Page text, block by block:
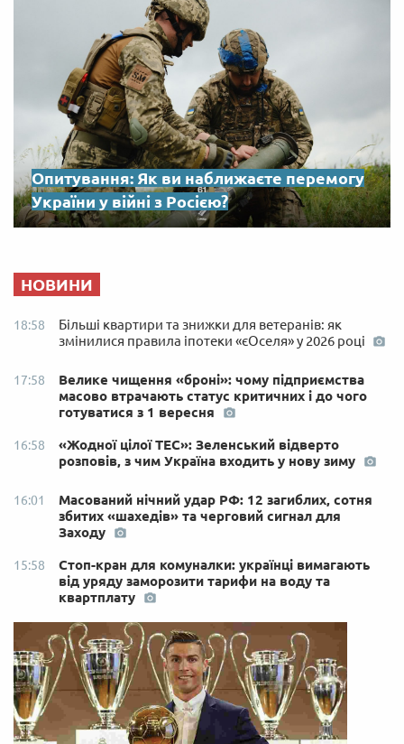
Опитування: Як ви наближаєте перемогу
України у війні з Росією?
НОВИНИ
18:58
Більші квартири та знижки для ветеранів: як
змінилися правила іпотеки «єОселя» у 2026 році
17:58
Велике чищення «броні»: чому підприємства
масово втрачають статус критичних і до чого
готуватися з 1 вересня
16:58
«Жодної цілої ТЕС»: Зеленський відверто
розповів, з чим Україна входить у нову зиму
16:01
Масований нічний удар РФ: 12 загиблих, сотня
збитих «шахедів» та черговий сигнал для
Заходу
15:58
Стоп-кран для комуналки: українці вимагають
від уряду заморозити тарифи на воду та
квартплату